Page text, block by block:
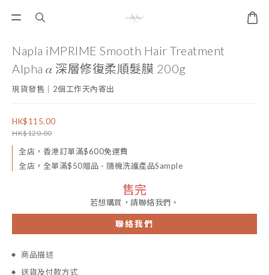
Napla iMPRIME Smooth Hair Treatment
Alpha 𝛼 深層修復柔順髮膜 200g
現貨發售｜2個工作天內寄出
HK$115.00
HK$120.00
全店，香港訂單滿$600免運費
全店，全單滿$50贈品 - 隨機洗護產品Sample
售完
若想購買，請聯絡我們。
聯絡我們
商品描述
送貨及付款方式